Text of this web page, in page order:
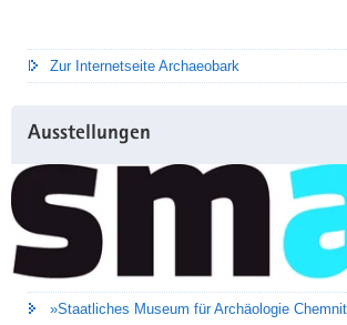
Zur Internetseite Archaeobark
Ausstellungen
»Staatliches Museum für Archäologie